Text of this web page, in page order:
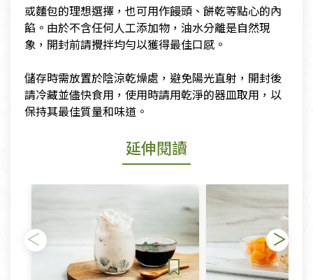
或麵包的理想選擇，也可用作饅頭、餅乾等點心的內
餡。由於不含任何人工添加物，油水分離是自然現
象，開封前請攪拌均勻以獲得最佳口感。
​儲存時需放置於陰涼乾燥處，避免陽光直射，開封後
請冷藏並儘快食用，使用時請用乾淨的器皿取用，以
保持其最佳質量和味道。
延伸閱讀